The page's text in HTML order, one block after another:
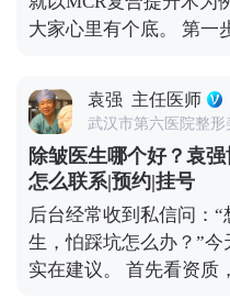
题，可以去官方媒体平
薯）预约面诊，详细了
适合中重度面部松弛的
凹陷、法令纹很深、下
不是“返老还童”的魔法
但能帮你恢复到5-10年
久。当然，它也是有创
先充分了解，再找专业
于MCR复合提升术的问
众号、百家号、小红薯
大家心里有个底。 第一
术就接受了，大家不用怕。 第二步设计切口，
关键，直接影响术后疤
口藏在发际线内、耳前
量做到术后不仔细看根本发现不了
提升，这是手术的核心
翼地把皮肤和深层的筋
的筋膜和肌肉向上提拉
弛问题。 第四步去除多余皮肤，提升到位后，脸上会
袁强 主任医师
武汉市第六医院整
除皱医生哪个好？袁
怎么联系|预约|挂号
后台经常收到私信问：
生，怕踩坑怎么办？”
实在建议。 首先看资质，这是底线。除皱属于医疗美